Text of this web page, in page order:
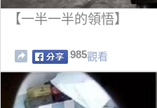
【一半一半的領悟】
985觀看